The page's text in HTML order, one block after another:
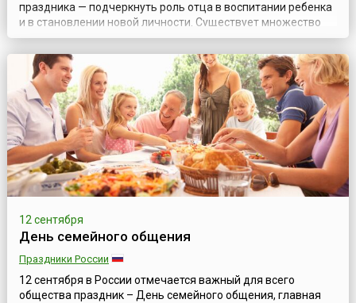
праздника — подчеркнуть роль отца в воспитании ребенка
и в становлении новой личности. Существует множество
теорий появления этого праздника. Самая
распространенная — идея празднования принадлежит
американке Соноре Смарт Додд (англ. Sonora Louise Smart
Dodd), чей отец, ветеран Гражданской вой...
12 сентября
День семейного общения
Праздники России
12 сентября в России отмечается важный для всего
общества праздник – День семейного общения, главная